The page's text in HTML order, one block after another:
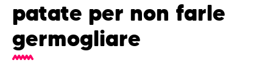
patate per non farle
germogliare